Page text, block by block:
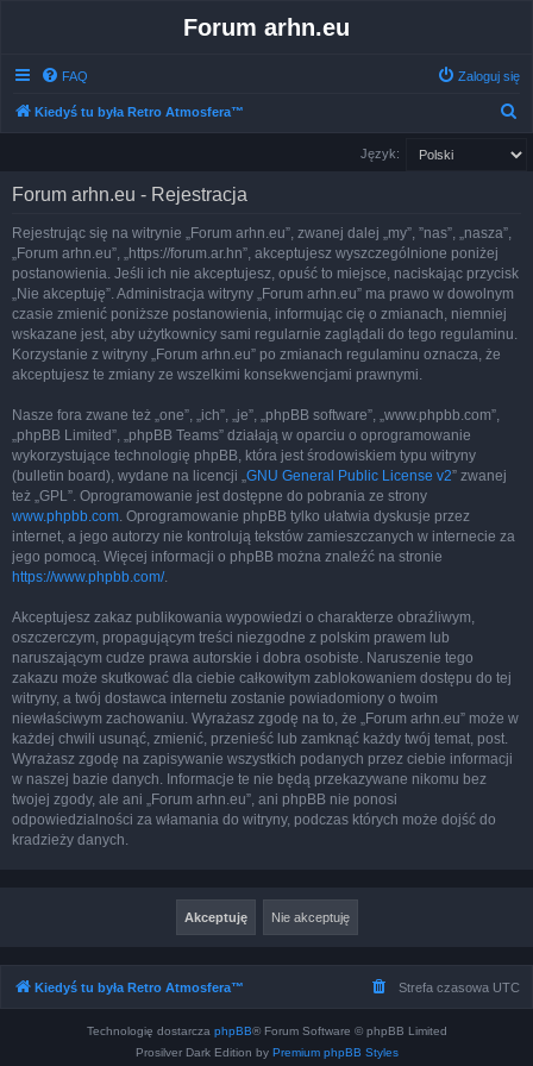
Forum arhn.eu
FAQ Zaloguj się
Kiedyś tu była Retro Atmosfera™
Język:
Forum arhn.eu - Rejestracja
Rejestrując się na witrynie „Forum arhn.eu”, zwanej dalej „my”, ”nas”, „nasza”,
„Forum arhn.eu”, „https://forum.ar.hn”, akceptujesz wyszczególnione poniżej
postanowienia. Jeśli ich nie akceptujesz, opuść to miejsce, naciskając przycisk
„Nie akceptuję”. Administracja witryny „Forum arhn.eu” ma prawo w dowolnym
czasie zmienić poniższe postanowienia, informując cię o zmianach, niemniej
wskazane jest, aby użytkownicy sami regularnie zaglądali do tego regulaminu.
Korzystanie z witryny „Forum arhn.eu” po zmianach regulaminu oznacza, że
akceptujesz te zmiany ze wszelkimi konsekwencjami prawnymi.
Nasze fora zwane też „one”, „ich”, „je”, „phpBB software”, „www.phpbb.com”,
„phpBB Limited”, „phpBB Teams” działają w oparciu o oprogramowanie
wykorzystujące technologię phpBB, która jest środowiskiem typu witryny
(bulletin board), wydane na licencji „GNU General Public License v2” zwanej
też „GPL”. Oprogramowanie jest dostępne do pobrania ze strony
www.phpbb.com. Oprogramowanie phpBB tylko ułatwia dyskusje przez
internet, a jego autorzy nie kontrolują tekstów zamieszczanych w internecie za
jego pomocą. Więcej informacji o phpBB można znaleźć na stronie
https://www.phpbb.com/.
Akceptujesz zakaz publikowania wypowiedzi o charakterze obraźliwym,
oszczerczym, propagującym treści niezgodne z polskim prawem lub
naruszającym cudze prawa autorskie i dobra osobiste. Naruszenie tego
zakazu może skutkować dla ciebie całkowitym zablokowaniem dostępu do tej
witryny, a twój dostawca internetu zostanie powiadomiony o twoim
niewłaściwym zachowaniu. Wyrażasz zgodę na to, że „Forum arhn.eu” może w
każdej chwili usunąć, zmienić, przenieść lub zamknąć każdy twój temat, post.
Wyrażasz zgodę na zapisywanie wszystkich podanych przez ciebie informacji
w naszej bazie danych. Informacje te nie będą przekazywane nikomu bez
twojej zgody, ale ani „Forum arhn.eu”, ani phpBB nie ponosi
odpowiedzialności za włamania do witryny, podczas których może dojść do
kradzieży danych.
Kiedyś tu była Retro Atmosfera™ Strefa czasowa UTC
Technologię dostarcza phpBB® Forum Software © phpBB Limited
Prosilver Dark Edition by Premium phpBB Styles